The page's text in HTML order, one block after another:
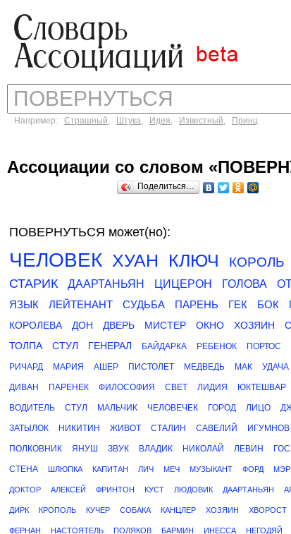
Например: Страшный, Штука, Идея, Известный, Принц
Ассоциации со словом
Поделиться…
ПОВЕРНУТЬСЯ может(но):
ЧЕЛОВЕК ХУАН КЛЮЧ КОРОЛЬ
СТАРИК
ДААРТАНЬЯН ЦИЦЕРОН ГОЛОВА
ЯЗЫК
ЛЕЙТЕНАНТ СУДЬБА ПАРЕНЬ ГЕК БОК
КОРОЛЕВА
ДОН ДВЕРЬ МИСТЕР ОКНО ХОЗЯИН
ТОЛПА
СТУЛ ГЕНЕРАЛ БАЙДАРКА РЕБЕНОК ПОРТОС
РИЧАРД МАРИЯ АШЕР ПИСТОЛЕТ МЕДВЕДЬ МАК УДАЧА
ДИВАН ПАРЕНЕК ФИЛОСОФИЯ СВЕТ ЛИДИЯ ЮКТЕШВАР
ВОДИТЕЛЬ СТУЛ МАЛЬЧИК ЧЕЛОВЕЧЕК ГОРОД ЛИЦО
ЗАТЫЛОК НИКИТИН ЖИВОТ СТАЛИН САВЕЛИЙ ИГУМНОВ
ПОЛКОВНИК ЯНУШ ЗВУК ВЛАДИК НИКОЛАЙ ЛЕВИН
СТЕНА ШЛЮПКА КАПИТАН ЛИЧ МЕЧ МУЗЫКАНТ ФОРД
ДОКТОР АЛЕКСЕЙ ФРИНТОН КУСТ ЛЮДОВИК ДААРТАНЬЯН
ДИРК КРОПОЛЬ КУЧЕР СОБАКА КАНЦЛЕР ХОЗЯИН ХВОРОСТ
ФЕРНАН НАСТОЯТЕЛЬ ПОЛЯКОВ БАРМИН ИНЕССА НЕГОДЯЙ